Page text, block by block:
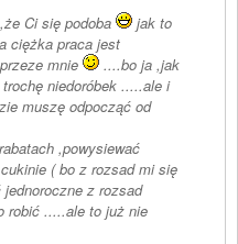
Ci się podoba
jak to
ciężka praca jest
mnie
....bo ja ,jak
niedoróbek .....ale i
muszę odpocząć od
,powysiewać
( bo z rozsad mi się
jednoroczne z rozsad
robić .....ale to już nie